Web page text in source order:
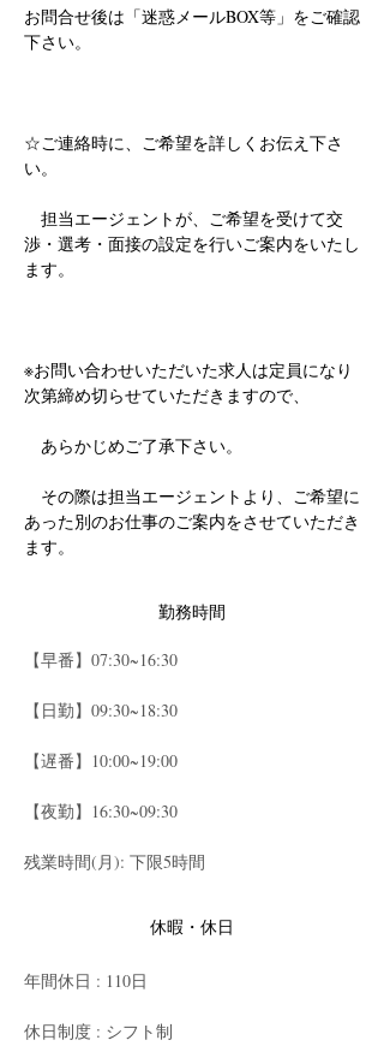
お問合せ後は「迷惑メールBOX等」をご確認
下さい。
☆ご連絡時に、ご希望を詳しくお伝え下さ
い。
担当エージェントが、ご希望を受けて交
渉・選考・面接の設定を行いご案内をいたし
ます。
※お問い合わせいただいた求人は定員になり
次第締め切らせていただきますので、
あらかじめご了承下さい。
その際は担当エージェントより、ご希望に
あった別のお仕事のご案内をさせていただき
ます。
勤務時間
【早番】07:30~16:30
【日勤】09:30~18:30
【遅番】10:00~19:00
【夜勤】16:30~09:30
残業時間(月): 下限5時間
休暇・休日
年間休日 : 110日
休日制度 : シフト制